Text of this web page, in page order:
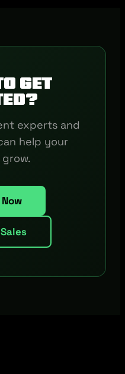
get
experts and
help your